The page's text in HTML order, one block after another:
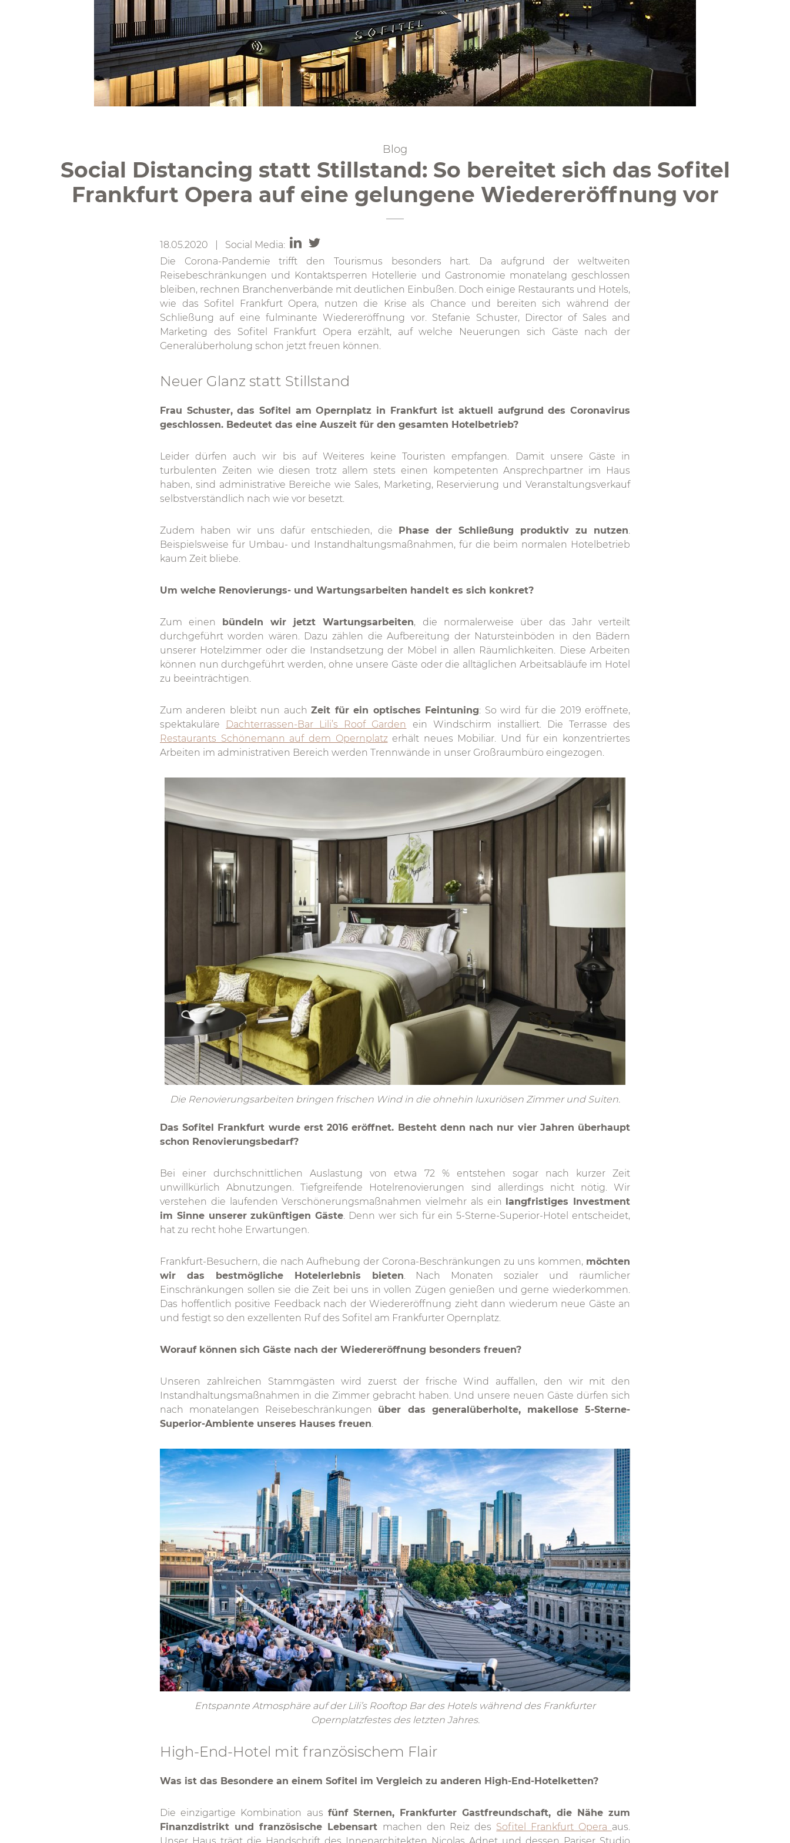
Blog
Social Distancing statt Stillstand: So bereitet sich das Sofitel
Frankfurt Opera auf eine gelungene Wiedereröffnung vor
18.05.2020 | Social Media:
Die Corona-Pandemie trifft den Tourismus besonders hart. Da aufgrund der weltweiten
Reisebeschränkungen und Kontaktsperren Hotellerie und Gastronomie monatelang geschlossen
bleiben, rechnen Branchenverbände mit deutlichen Einbußen. Doch einige Restaurants und Hotels,
wie das Sofitel Frankfurt Opera, nutzen die Krise als Chance und bereiten sich während der
Schließung auf eine fulminante Wiedereröffnung vor. Stefanie Schuster, Director of Sales and
Marketing des Sofitel Frankfurt Opera erzählt, auf welche Neuerungen sich Gäste nach der
Generalüberholung schon jetzt freuen können.
Neuer Glanz statt Stillstand
Frau Schuster, das Sofitel am Opernplatz in Frankfurt ist aktuell aufgrund des Coronavirus
geschlossen. Bedeutet das eine Auszeit für den gesamten Hotelbetrieb?
Leider dürfen auch wir bis auf Weiteres keine Touristen empfangen. Damit unsere Gäste in
turbulenten Zeiten wie diesen trotz allem stets einen kompetenten Ansprechpartner im Haus
haben, sind administrative Bereiche wie Sales, Marketing, Reservierung und Veranstaltungsverkauf
selbstverständlich nach wie vor besetzt.
Zudem haben wir uns dafür entschieden, die Phase der Schließung produktiv zu nutzen.
Beispielsweise für Umbau- und Instandhaltungsmaßnahmen, für die beim normalen Hotelbetrieb
kaum Zeit bliebe.
Um welche Renovierungs- und Wartungsarbeiten handelt es sich konkret?
Zum einen bündeln wir jetzt Wartungsarbeiten, die normalerweise über das Jahr verteilt
durchgeführt worden wären. Dazu zählen die Aufbereitung der Natursteinböden in den Bädern
unserer Hotelzimmer oder die Instandsetzung der Möbel in allen Räumlichkeiten. Diese Arbeiten
können nun durchgeführt werden, ohne unsere Gäste oder die alltäglichen Arbeitsabläufe im Hotel
zu beeinträchtigen.
Zum anderen bleibt nun auchZeit für ein optisches Feintuning: So wird für die 2019 eröffnete,
spektakuläre Dachterrassen-Bar Lili’s Roof Garden ein Windschirm installiert. Die Terrasse des
Restaurants Schönemann auf dem Opernplatzerhält neues Mobiliar. Und für ein konzentriertes
Arbeiten im administrativen Bereich werden Trennwände in unser Großraumbüro eingezogen.
Die Renovierungsarbeiten bringen frischen Wind in die ohnehin luxuriösen Zimmer und Suiten.
Das Sofitel Frankfurt wurde erst 2016 eröffnet. Besteht denn nach nur vier Jahren überhaupt
schon Renovierungsbedarf?
Bei einer durchschnittlichen Auslastung von etwa 72 % entstehen sogar nach kurzer Zeit
unwillkürlich Abnutzungen. Tiefgreifende Hotelrenovierungen sind allerdings nicht nötig. Wir
verstehen die laufenden Verschönerungsmaßnahmen vielmehr als ein langfristiges Investment
im Sinne unserer zukünftigen Gäste . Denn wer sich für ein 5-Sterne-Superior-Hotel entscheidet,
hat zu recht hohe Erwartungen.
Frankfurt-Besuchern, die nach Aufhebung der Corona-Beschränkungen zu uns kommen, möchten
wir das bestmögliche Hotelerlebnis bieten . Nach Monaten sozialer und räumlicher
Einschränkungen sollen sie die Zeit bei uns in vollen Zügen genießen und gerne wiederkommen.
Das hoffentlich positive Feedback nach der Wiedereröffnung zieht dann wiederum neue Gäste an
und festigt so den exzellenten Ruf des Sofitel am Frankfurter Opernplatz.
Worauf können sich Gäste nach der Wiedereröffnung besonders freuen?
Unseren zahlreichen Stammgästen wird zuerst der frische Wind auffallen, den wir mit den
Instandhaltungsmaßnahmen in die Zimmer gebracht haben. Und unsere neuen Gäste dürfen sich
nach monatelangen Reisebeschränkungen über das generalüberholte, makellose 5-Sterne-
Superior-Ambiente unseres Hauses freuen
Entspannte Atmosphäre auf der Lili’s Rooftop Bar des Hotels während des Frankfurter
Opernplatzfestes des letzten Jahres.
High-End-Hotel mit französischem Flair
Was ist das Besondere an einem Sofitel im Vergleich zu anderen High-End-Hotelketten?
Die einzigartige Kombination aus fünf Sternen, Frankfurter Gastfreundschaft, die Nähe zum
Finanzdistrikt und französische Lebensart machen den Reiz des Sofitel Frankfurt Opera aus.